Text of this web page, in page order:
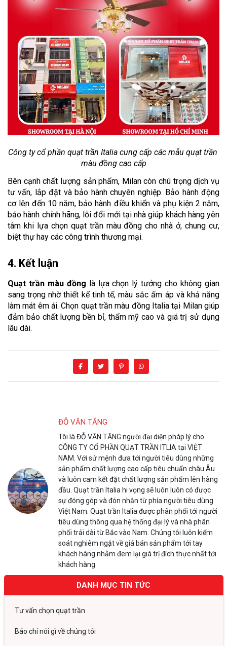
Công ty cổ phần quạt trần Italia cung cấp các mẫu quạt trần
màu đồng cao cấp
Bên cạnh chất lượng sản phẩm, Milan còn chú trọng dịch vụ
tư vấn, lắp đặt và bảo hành chuyên nghiệp. Bảo hành động
cơ lên đến 10 năm, bảo hành điều khiển và phụ kiện 2 năm,
bảo hành chính hãng, lỗi đổi mới tại nhà giúp khách hàng yên
tâm khi lựa chọn quạt trần màu đồng cho nhà ở, chung cư,
biệt thự hay các công trình thương mại.
4. Kết luận
Quạt trần màu đồng là lựa chọn lý tưởng cho không gian
sang trọng nhờ thiết kế tinh tế, màu sắc ấm áp và khả năng
làm mát êm ái. Chọn quạt trần màu đồng Italia tại Milan giúp
đảm bảo chất lượng bền bỉ, thẩm mỹ cao và giá trị sử dụng
lâu dài.
ĐỖ VĂN TĂNG
Tôi là ĐỖ VĂN TĂNG người đại diện pháp lý cho
CÔNG TY CỔ PHẦN QUẠT TRẦN ITLIA tại VIỆT
NAM. Với sứ mệnh đưa tới người tiêu dùng những
sản phẩm chất lượng cao cấp tiêu chuẩn châu Âu
và luôn cam kết đặt chất lượng sản phẩm lên hàng
đầu. Quạt trần Italia hi vọng sẽ luôn luôn có được
sự đóng góp và đón nhận từ phía người tiêu dùng
Việt Nam. Quạt trần Italia được phân phối tới người
tiêu dùng thông qua hệ thống đại lý và nhà phân
phối trải dài từ Bắc vào Nam. Chúng tôi luôn kiểm
soát nghiêm ngặt về giá bán sản phẩm tới tay
khách hàng nhằm đem lại giá trị đích thực nhất tới
khách hàng.
DANH MỤC TIN TỨC
Tư vấn chọn quạt trần
Báo chí nói gì về chúng tôi